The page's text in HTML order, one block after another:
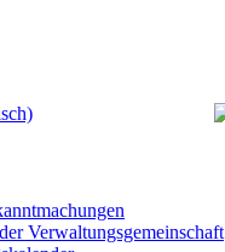
Verwaltungsgemeinschaft